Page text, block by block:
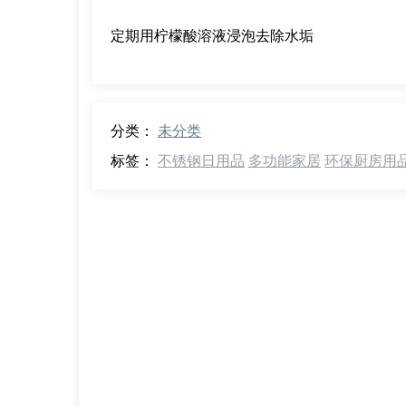
定期用柠檬酸溶液浸泡去除水垢
分类： 未分类
标签： 不锈钢日用品 多功能家居 环保厨房用